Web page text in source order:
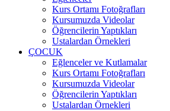
Kurs Ortamı Fotoğrafları
Kursumuzda Videolar
Öğrencilerin Yaptıkları
Ustalardan Örnekleri
ÇOCUK
Eğlenceler ve Kutlamalar
Kurs Ortamı Fotoğrafları
Kursumuzda Videolar
Öğrencilerin Yaptıkları
Ustalardan Örnekleri